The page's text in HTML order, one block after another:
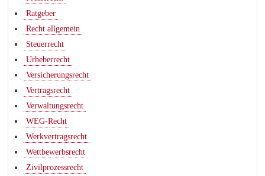
Ratgeber
Recht allgemein
Steuerrecht
Urheberrecht
Versicherungsrecht
Vertragsrecht
Verwaltungsrecht
WEG-Recht
Werkvertragsrecht
Wettbewerbsrecht
Zivilprozessrecht